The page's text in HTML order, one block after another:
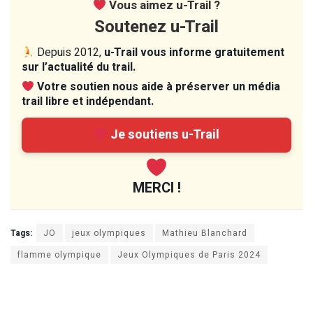
Vous aimez u-Trail ?
Soutenez u-Trail
Depuis 2012, u-Trail vous informe gratuitement
sur l’actualité du trail.
Votre soutien nous aide à préserver un média
trail libre et indépendant.
Je soutiens u-Trail
MERCI !
Tags: JO jeux olympiques
Mathieu Blanchard
flamme olympique
Jeux Olympiques de Paris 2024